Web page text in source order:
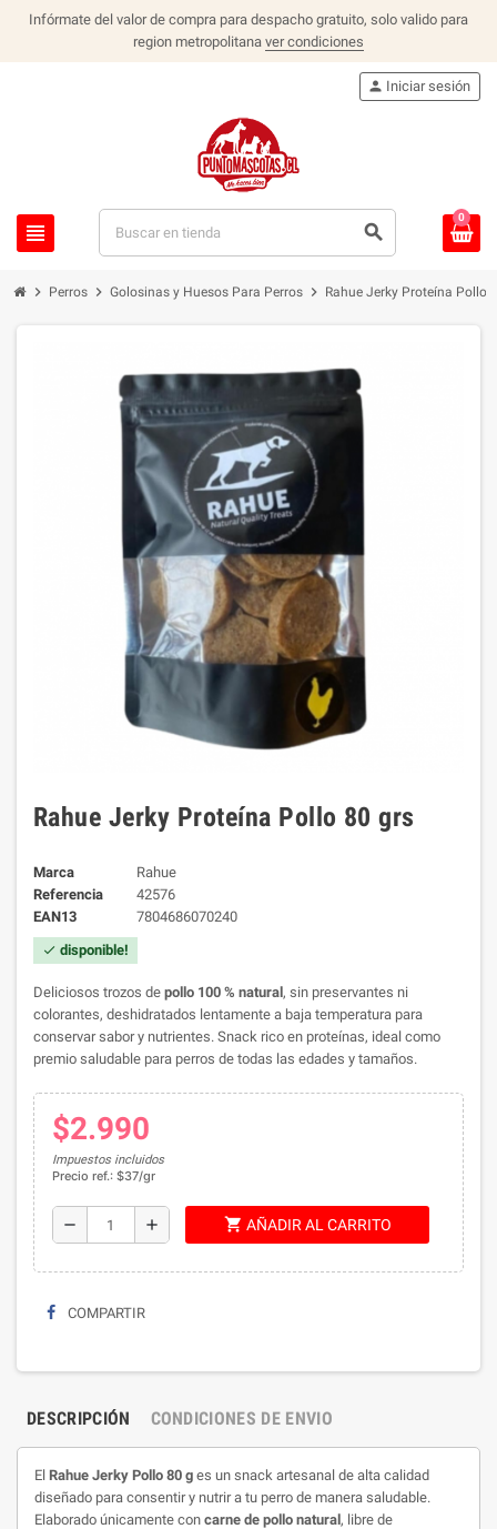
Infórmate del valor de compra para despacho gratuito, solo valido para
region metropolitana ver condiciones
view_headline search
person Iniciar sesión
0
chevron_right Perros chevron_right Golosinas y Huesos Para Perros chevron_right Rahue Jerky Proteína Pollo
Rahue Jerky Proteína Pollo 80 grs
Marca
Rahue
Referencia
42576
EAN13
7804686070240
check disponible!
Deliciosos trozos de pollo 100 % natural, sin preservantes ni
colorantes, deshidratados lentamente a baja temperatura para
conservar sabor y nutrientes. Snack rico en proteínas, ideal como
premio saludable para perros de todas las edades y tamaños.
$2.990
Impuestos incluidos
Precio ref.: $37/gr
remove add shopping_cart AÑADIR AL CARRITO
COMPARTIR
DESCRIPCIÓN CONDICIONES DE ENVIO
El Rahue Jerky Pollo 80 g es un snack artesanal de alta calidad
diseñado para consentir y nutrir a tu perro de manera saludable.
Elaborado únicamente con carne de pollo natural, libre de